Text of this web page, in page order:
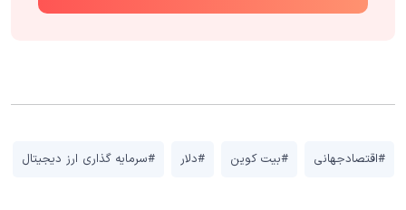
#اقتصادجهانی #بیت کوین #دلار #سرمایه گذاری ارز دیجیتال